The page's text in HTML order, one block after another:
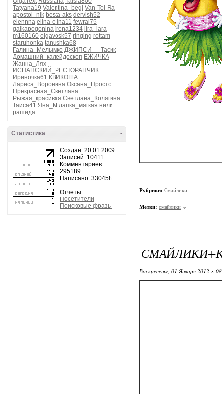
Tatyana19 Valentina_begi Van-Toi-Ra
apostol_nik besta-aks dervish52
elennna elina-elina11 fewral75
galkapogonina irena1234 lira_lara
m160160 olgavosk57 ringing rottam
staruhonka tanushka68
Галина_Мелымко ДЖИПСИ_-_Тасик
Домашний_калейдоскоп ЕЖИЧКА
Жанна_Лях
ИСПАНСКИЙ_РЕСТОРАНЧИК
Ириночка61 КВИКОША
Лариса_Воронина Оксана_Просто
Прекрасная_Светлана
Рыжая_красивая Светлана_Колягина
Таиса41 Яна_М лапка_мягкая нили
рашида
-
Статистика
Создан: 20.01.2009
Записей: 10411
Комментариев:
295189
Написано: 330458
Отчеты:
Посетители
Поисковые фразы
Рубрики: Смайлики
Метки: смайлики
Воскресенье, 01 Января 2012 г.